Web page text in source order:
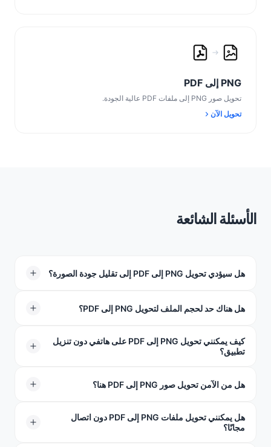
PNG إلى PDF
تحويل صور PNG إلى ملفات PDF عالية الجودة.
تحويل الآن
الأسئلة الشائعة
هل سيؤدي تحويل PNG إلى PDF إلى تقليل جودة الصورة؟
على الإطلاق. نحن لا نخفض جودة صورك. سيبقى كل شيء
هل هناك حد لحجم الملف لتحويل PNG إلى PDF؟
يمكن أن يصل حجم PNG الخاص بك إلى 100 ميغابايت. هذا
كيف يمكنني تحويل PNG إلى PDF على هاتفي دون تنزيل
تطبيق؟
وانقر على "ابدأ التحويل". تتم العملية بأكملها مباشرة داخل
متصفح الويب الخاص بك — لا حاجة لزيارة App Store.
هل من الآمن تحويل صور PNG إلى PDF هنا؟
بالتأكيد. يتم نقل ملفاتك عبر اتصال مشفر بالكامل ويتم حذفها
تلقائيًا من خوادمنا فور اكتمال التحويل. نحن لا نخزن بياناتك أو
هل يمكنني تحويل ملفات PNG إلى PDF دون اتصال
مجانًا؟